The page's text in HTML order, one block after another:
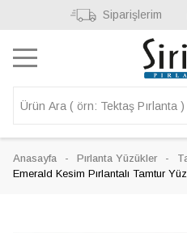
Siparişlerim
Anasayfa Pırlanta Yüzükler
Emerald Kesim Pırlantalı Tamtur